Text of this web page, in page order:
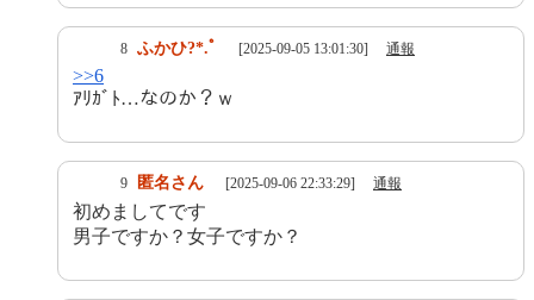
8 ふかひ?*.ﾟ [2025-09-05 13:01:30] 通報
>>6
ｱﾘｶﾞﾄ…なのか？ｗ
9 匿名さん [2025-09-06 22:33:29] 通報
初めましてです
男子ですか？女子ですか？